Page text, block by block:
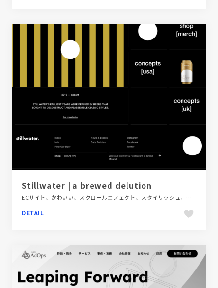
Stillwater | a brewed delution
ECサイト、かわいい、スクロールエフェクト、スタイリッシュ、ブラック系 、ポップ、モーション多め、大きめ写真、海外サイト、飲料・食品
DETAIL